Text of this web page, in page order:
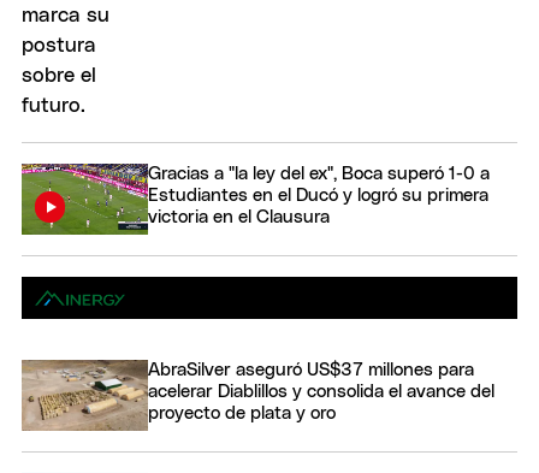
Gracias a "la ley del ex", Boca superó 1-0 a
Estudiantes en el Ducó y logró su primera
victoria en el Clausura
AbraSilver aseguró US$37 millones para
acelerar Diablillos y consolida el avance del
proyecto de plata y oro